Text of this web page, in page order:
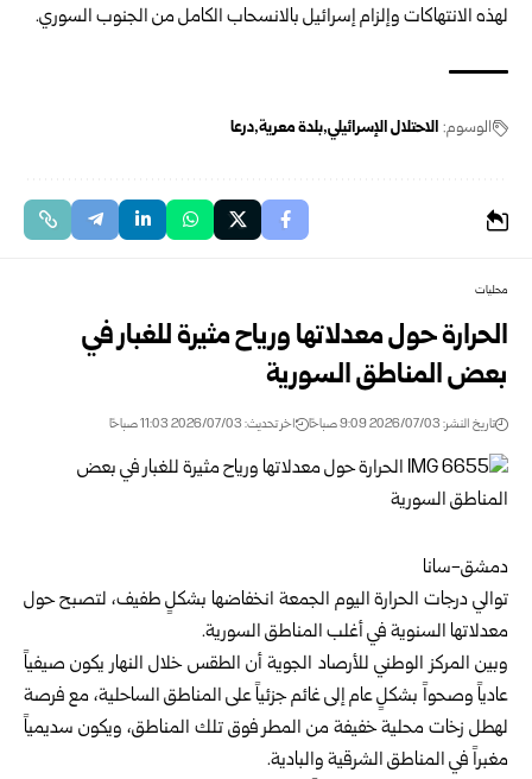
‏لهذه الانتهاكات وإلزام إسرائيل ‌‏بالانسحاب ‏الكامل ‏من ‏الجنوب ‏السوري‎.‎
الوسوم: الاحتلال الإسرائيلي بلدة معرية درعا
محليات
الحرارة حول معدلاتها ورياح مثيرة للغبار في
بعض المناطق السورية
تاريخ النشر: 2026/07/03 9:09 صباحًا اخر تحديث: 2026/07/03 11:03 صباحًا
دمشق-سانا
توالي درجات الحرارة اليوم الجمعة انخفاضها بشكلٍ طفيف، لتصبح حول
معدلاتها السنوية في ‏أغلب المناطق السورية.‏
وبين المركز الوطني للأرصاد الجويةأن الطقس خلال النهار يكون صيفياً
عادياً وصحواً بشكلٍ ‏عام إلى غائم جزئياً على المناطق الساحلية، مع فرصة
لهطل زخات محلية خفيفة من المطر فوق ‏تلك المناطق، ويكون سديمياً
مغبراً في المناطق الشرقية والبادية.‏